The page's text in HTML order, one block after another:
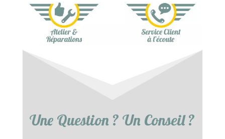
Une Question ? Un Conseil ?